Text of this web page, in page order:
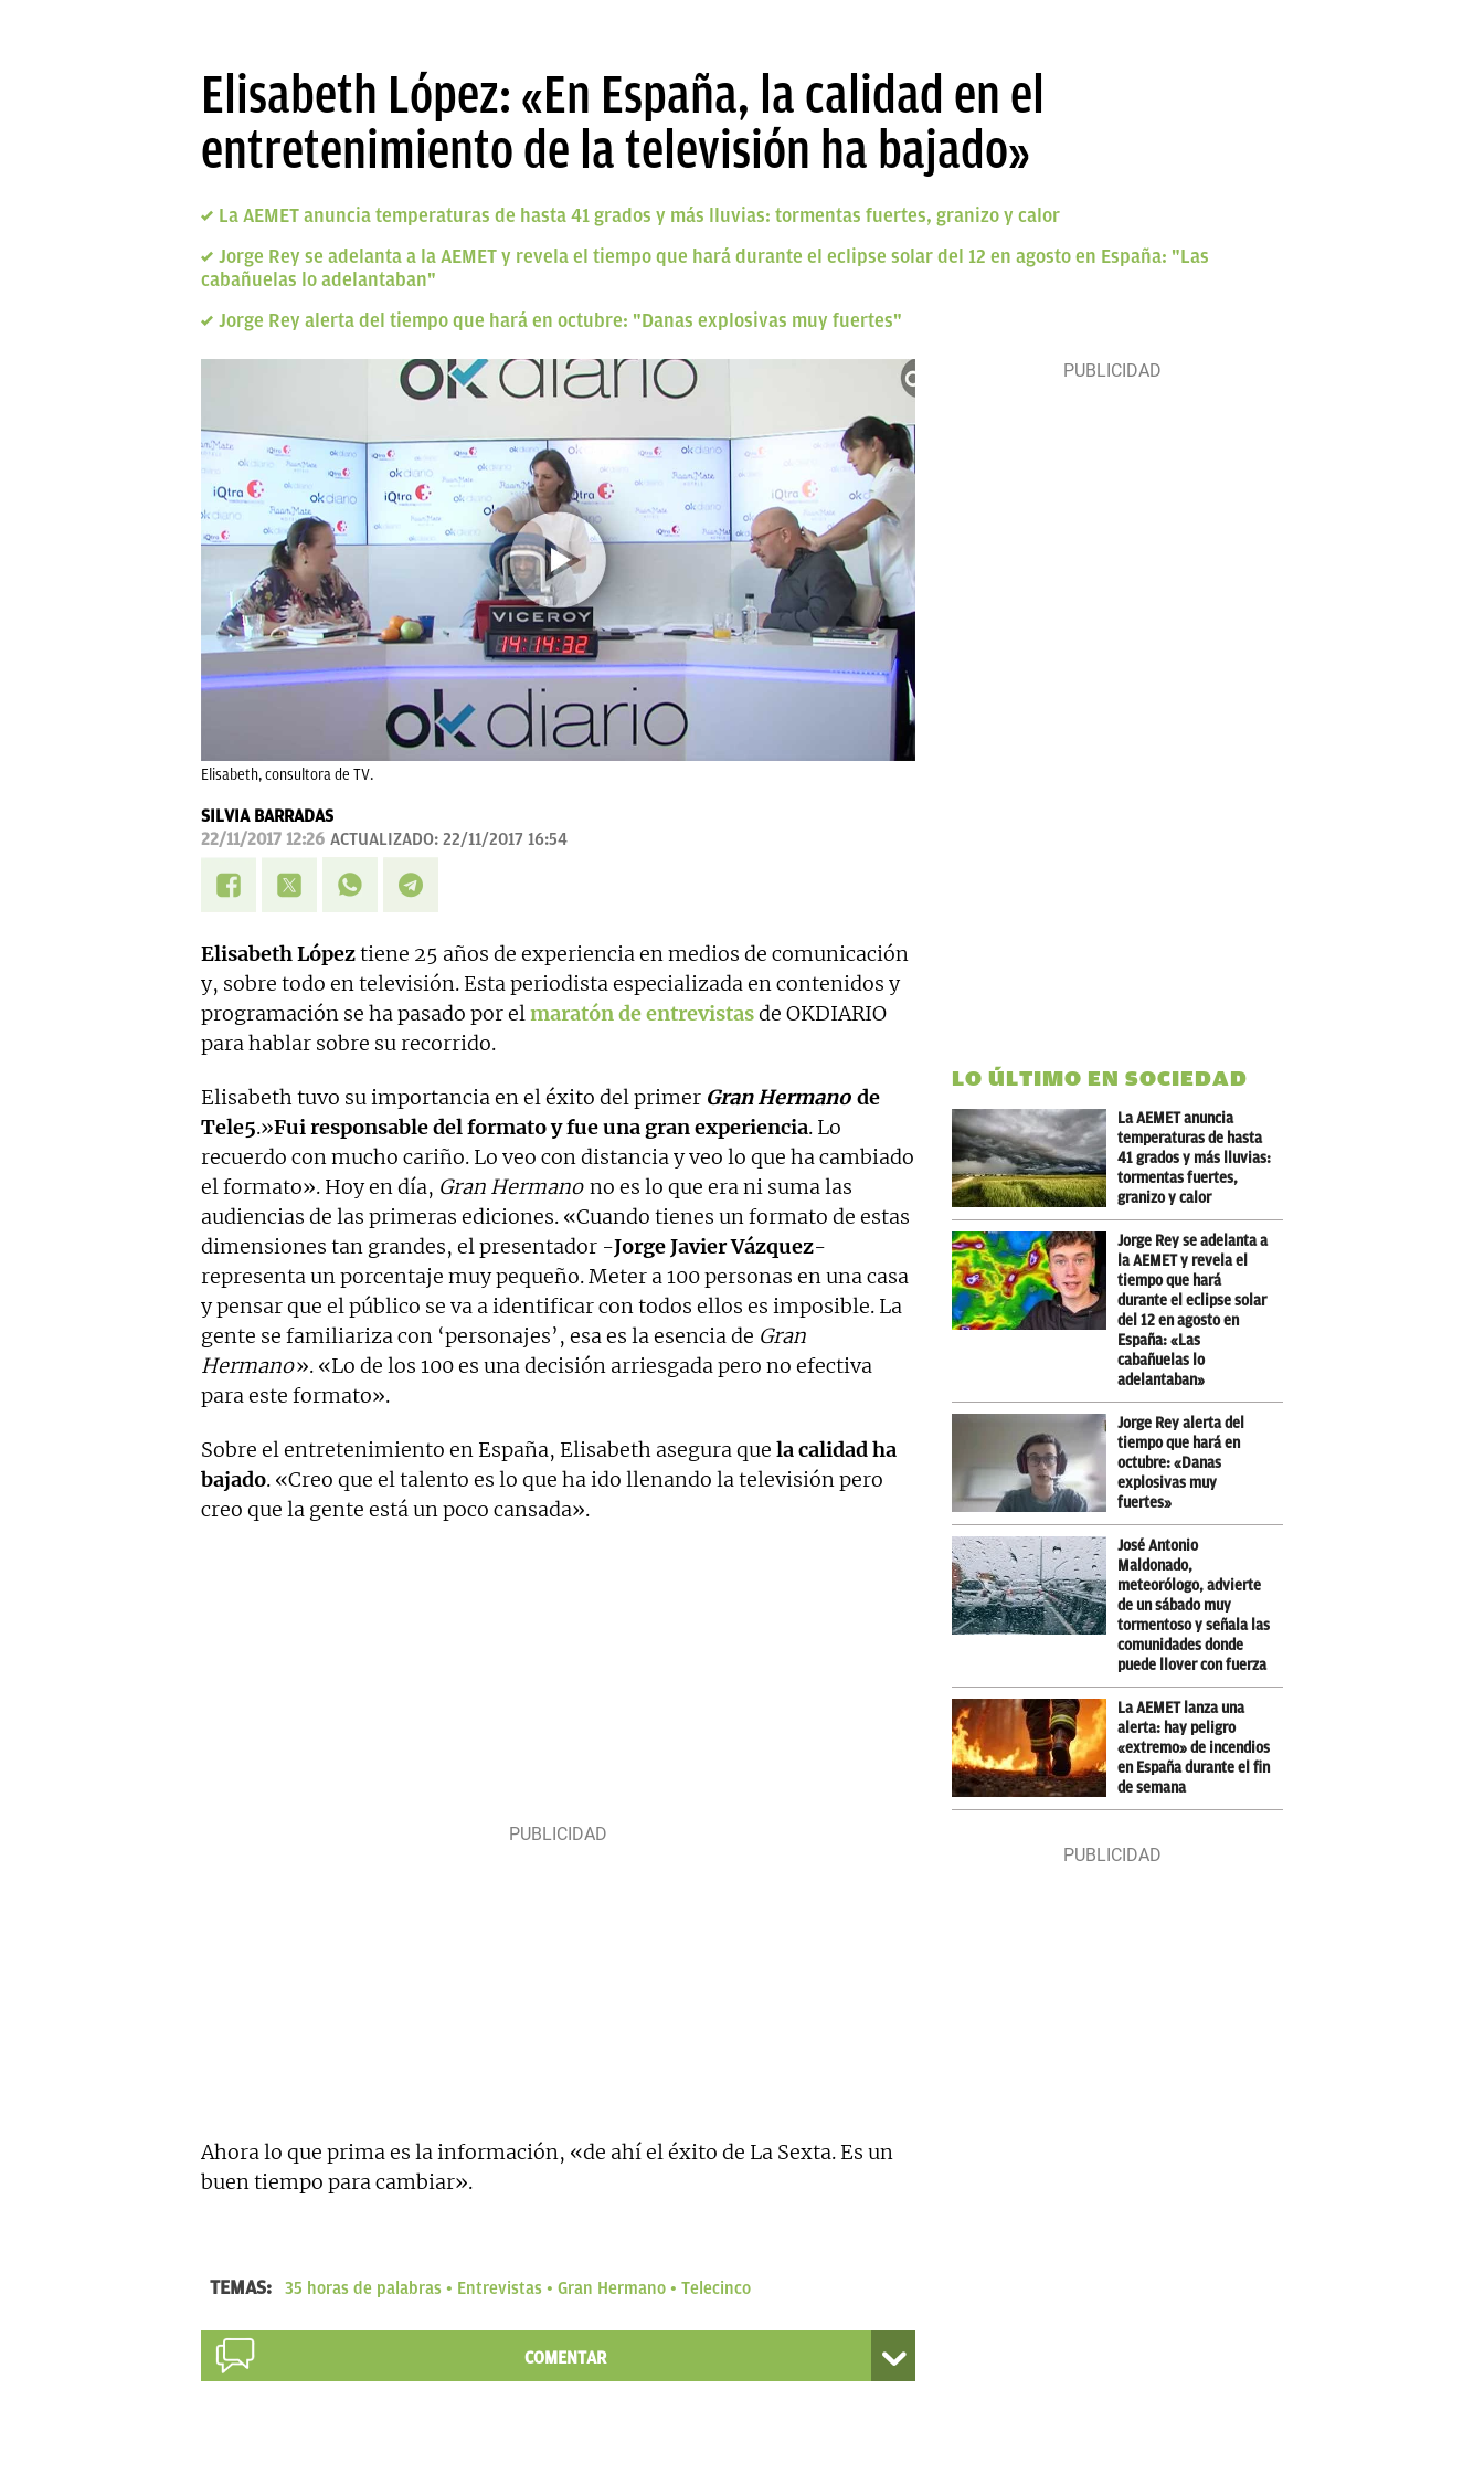
Elisabeth López: «En España, la calidad en el
entretenimiento de la televisión ha bajado»
La AEMET anuncia temperaturas de hasta 41 grados y más lluvias: tormentas fuertes, granizo y calor
Jorge Rey se adelanta a la AEMET y revela el tiempo que hará durante el eclipse solar del 12 en agosto en España: "Las
cabañuelas lo adelantaban"
Jorge Rey alerta del tiempo que hará en octubre: "Danas explosivas muy fuertes"
Elisabeth, consultora de TV.
SILVIA BARRADAS
22/11/2017 12:26 ACTUALIZADO: 22/11/2017 16:54
Elisabeth Lópeztiene 25 años de experiencia en medios de comunicación
y, sobre todo en televisión. Esta periodista especializada en contenidos y
programación se ha pasado por elmaratón de entrevistasde OKDIARIO
para hablar sobre su recorrido.
Elisabeth tuvo su importancia en el éxito del primer Gran Hermano de
Tele5.»Fui responsable del formato y fue una gran experiencia. Lo
recuerdo con mucho cariño. Lo veo con distancia y veo lo que ha cambiado
el formato». Hoy en día, Gran Hermano no es lo que era ni suma las
audiencias de las primeras ediciones. «Cuando tienes un formato de estas
dimensiones tan grandes, el presentador -Jorge Javier Vázquez-
representa un porcentaje muy pequeño. Meter a 100 personas en una casa
y pensar que el público se va a identificar con todos ellos es imposible. La
gente se familiariza con ‘personajes’, esa es la esencia de Gran
Hermano». «Lo de los 100 es una decisión arriesgada pero no efectiva
para este formato».
Sobre el entretenimiento en España, Elisabeth asegura que la calidad ha
bajado. «Creo que el talento es lo que ha ido llenando la televisión pero
creo que la gente está un poco cansada».
Ahora lo que prima es la información, «de ahí el éxito de La Sexta. Es un
buen tiempo para cambiar».
TEMAS: 35 horas de palabras Entrevistas Gran Hermano Telecinco
COMENTAR
LO ÚLTIMO EN SOCIEDAD
La AEMET anuncia
temperaturas de hasta
41 grados y más lluvias:
tormentas fuertes,
granizo y calor
Jorge Rey se adelanta a
la AEMET y revela el
tiempo que hará
durante el eclipse solar
del 12 en agosto en
España: «Las
cabañuelas lo
adelantaban»
Jorge Rey alerta del
tiempo que hará en
octubre: «Danas
explosivas muy
fuertes»
José Antonio
Maldonado,
meteorólogo, advierte
de un sábado muy
tormentoso y señala las
comunidades donde
puede llover con fuerza
La AEMET lanza una
alerta: hay peligro
«extremo» de incendios
en España durante el fin
de semana